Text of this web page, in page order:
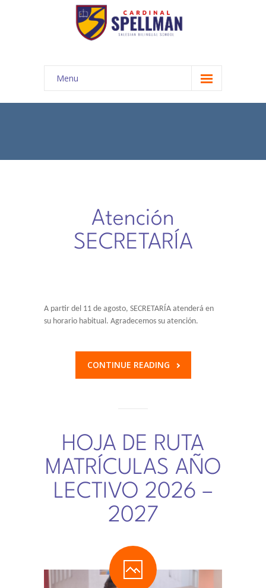
Menu
INICIO
-- Propuesta Académica
-- Departamento Pastoral
-- Consejo Estudiantil
-- Exalumnas
-- Comité Central de Padres de Familia
CONVENIOS
-- Universidades Internacionales
-- Universidades Nacionales
TRABAJA CON NOSOTROS
INFORMACIÓN ÚTIL
Atención
SECRETARÍA
A partir del 11 de agosto, SECRETARÍA atenderá en
su horario habitual. Agradecemos su atención.
CONTINUE READING
HOJA DE RUTA
MATRÍCULAS AÑO
LECTIVO 2026 –
2027